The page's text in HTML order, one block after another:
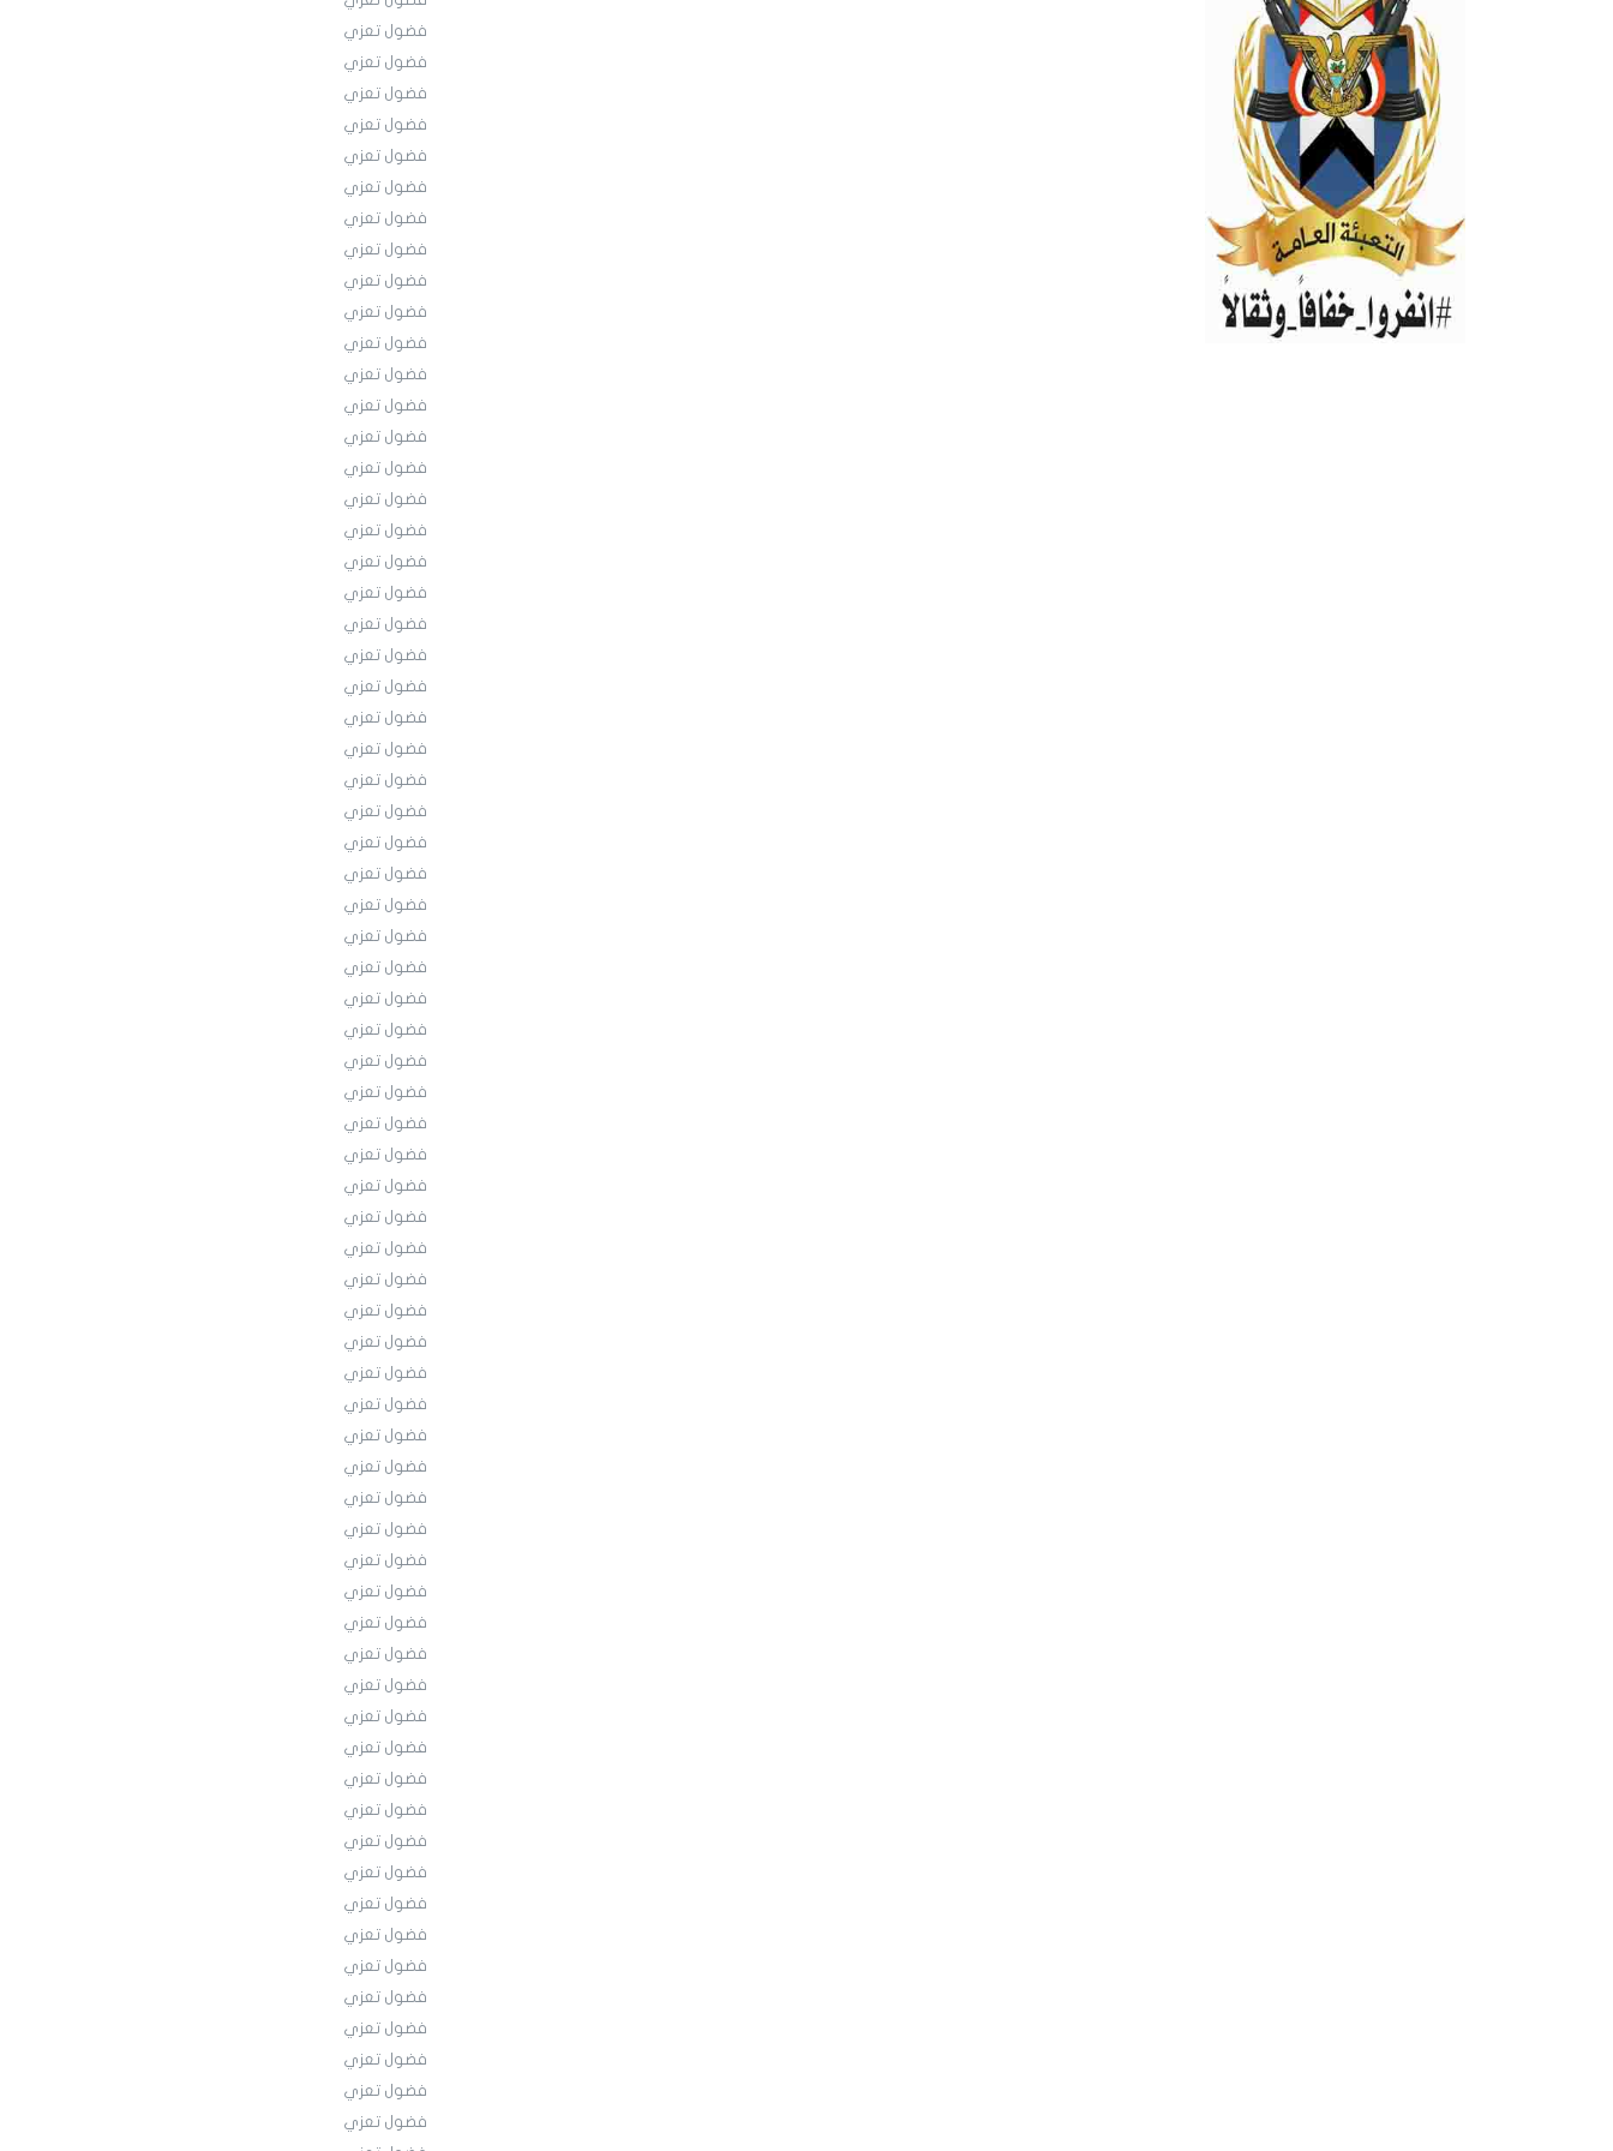
فضول تعزي
فضول تعزي
فضول تعزي
فضول تعزي
فضول تعزي
فضول تعزي
فضول تعزي
فضول تعزي
فضول تعزي
فضول تعزي
فضول تعزي
فضول تعزي
فضول تعزي
فضول تعزي
فضول تعزي
فضول تعزي
فضول تعزي
فضول تعزي
فضول تعزي
فضول تعزي
فضول تعزي
فضول تعزي
فضول تعزي
فضول تعزي
فضول تعزي
فضول تعزي
فضول تعزي
فضول تعزي
فضول تعزي
فضول تعزي
فضول تعزي
فضول تعزي
فضول تعزي
فضول تعزي
فضول تعزي
فضول تعزي
فضول تعزي
فضول تعزي
فضول تعزي
فضول تعزي
فضول تعزي
فضول تعزي
فضول تعزي
فضول تعزي
فضول تعزي
فضول تعزي
فضول تعزي
فضول تعزي
فضول تعزي
فضول تعزي
فضول تعزي
فضول تعزي
فضول تعزي
فضول تعزي
فضول تعزي
فضول تعزي
فضول تعزي
فضول تعزي
فضول تعزي
فضول تعزي
فضول تعزي
فضول تعزي
فضول تعزي
فضول تعزي
فضول تعزي
فضول تعزي
فضول تعزي
فضول تعزي